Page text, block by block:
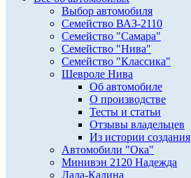
Выбор автомобиля
Семейство ВАЗ-2110
Семейство "Самара"
Семейство "Нива"
Семейство "Классика"
Шевроле Нива
Об автомобиле
О производстве
Тесты и статьи
Отзывы владельцев
Из истории создания
Автомобили "Ока"
Минивэн 2120 Надежда
Лада-Калина